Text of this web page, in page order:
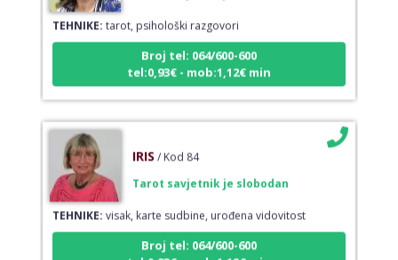
TEHNIKE:tarot, psihološki razgovori
Broj tel: 064/600-600
tel:0,93€ - mob:1,12€ min
TEHNIKE:visak, karte sudbine, urođena vidovitost
Broj tel: 064/600-600
tel:0,93€ - mob:1,12€ min